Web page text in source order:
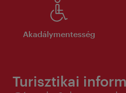
Akadálymentesség
Turisztikai